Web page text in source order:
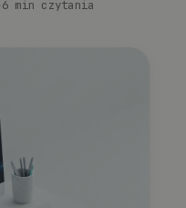
6 min czytania